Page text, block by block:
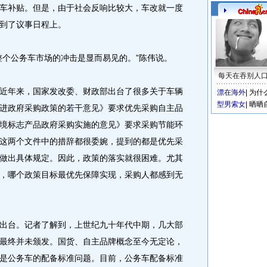
补贴。但是，由于社会反响比较大，车改就一度
了议事日程上。
务车市场的冲击是显而易见的。”陈伟说。
来，国家发改委、财政部出台了很多关于车辆
政府采购政策的若干意见》要求优先采购自主品
标志产品政府采购实施的意见》要求采购节能环
两个文件中的措辞都很委婉，提到的都是优先采
出具体规定。因此，政策的落实就很困难。尤其
哪个政策目标最优先保障实现，采购人都感到无
。记者了解到，上世纪九十年代中期，几大部
终并未颁发。国货、自主品牌概念至今无定论，
公务车的配备标准问题。目前，公务车配备标准
每天在吞别人
漂在海外 为什
型男索女 晒晒